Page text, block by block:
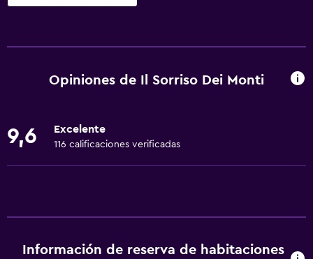
Wifi gratis
Calefacción
Espacio de almacenamiento
Opiniones de Il Sorriso Dei Monti
9,6 Excelente
116 calificaciones verificadas
Información de reserva de habitaciones